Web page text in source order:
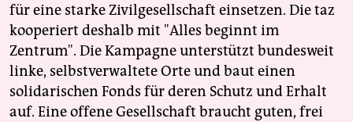
für eine starke Zivilgesellschaft einsetzen. Die taz
kooperiert deshalb mit "Alles beginnt im
Zentrum". Die Kampagne unterstützt bundesweit
linke, selbstverwaltete Orte und baut einen
solidarischen Fonds für deren Schutz und Erhalt
auf. Eine offene Gesellschaft braucht guten, frei